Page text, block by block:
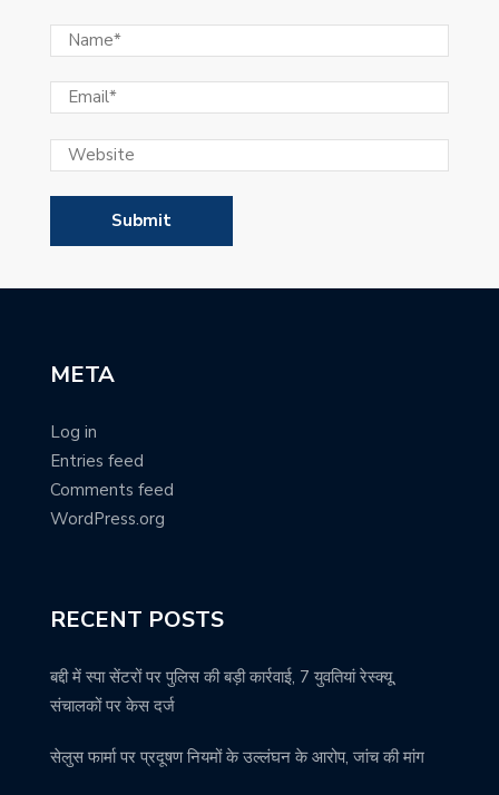
META
Log in
Entries feed
Comments feed
WordPress.org
RECENT POSTS
बद्दी में स्पा सेंटरों पर पुलिस की बड़ी कार्रवाई, 7 युवतियां रेस्क्यू,
संचालकों पर केस दर्ज
सेलुस फार्मा पर प्रदूषण नियमों के उल्लंघन के आरोप, जांच की मांग